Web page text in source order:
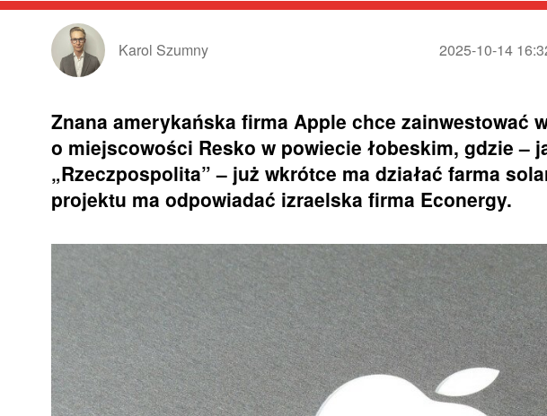
Karol Szumny 2025-10-14
Znana amerykańska firma Apple chce zainwestować
o miejscowości Resko w powiecie łobeskim, gdzie –
„Rzeczpospolita” – już wkrótce ma działać farma
projektu ma odpowiadać izraelska firma Econergy.